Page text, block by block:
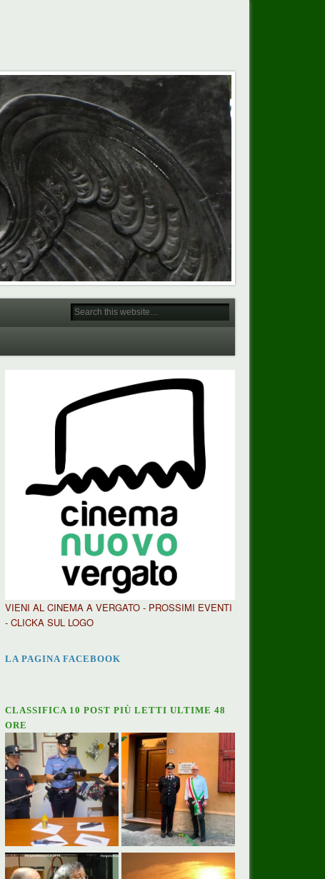
VIENI AL CINEMA A VERGATO - PROSSIMI EVENTI
- CLICKA SUL LOGO
LA PAGINA FACEBOOK
CLASSIFICA 10 POST PIÙ LETTI ULTIME 48
ORE